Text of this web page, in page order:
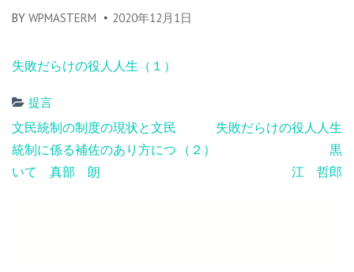
BY WPMASTERM 2020年12月1日
失敗だらけの役人人生（１）
提言
Post
navigation
文民統制の制度の現状と文民
統制に係る補佐のあり方につ
いて 真部 朗
失敗だらけの役人人生
（２） 黒
江 哲郎